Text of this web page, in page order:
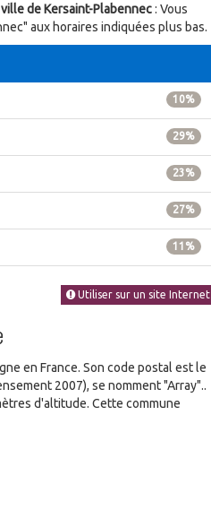
de Kersaint-Plabennec: Vous
aux horaires indiquées plus bas.
10%
29%
23%
27%
11%
Utiliser sur un site Internet
en France. Son code postal est le
2007), se nomment "Array"..
d'altitude. Cette commune